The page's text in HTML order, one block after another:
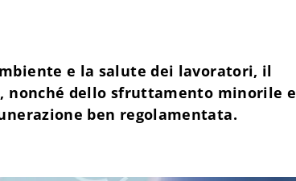
e la salute dei lavoratori, il
nonché dello sfruttamento minorile e
ben regolamentata.